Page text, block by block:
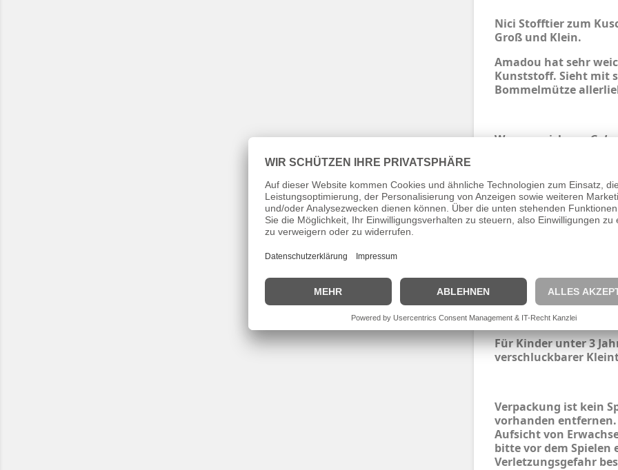
Nici Stofftier zum
Groß und Klein.
Amadou hat sehr
Kunststoff. Sieht mit
Bommelmütze
Wenn es sich um
Durch die Nutzung
Gebrauchs- und
Markennamen sind
und dienen hier nur
Wichtig:
Für Kinder unter 3
verschluckbarer
Verpackung ist kein
vorhanden
Aufsicht von
bitte vor dem
Verletzungsgefahr